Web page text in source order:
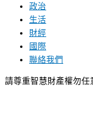
政治
生活
財經
國際
聯絡我們
請尊重智慧財產權勿